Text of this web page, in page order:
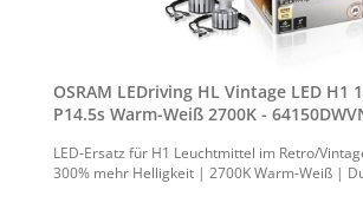
OSRAM LED­ri­ving HL Vin­ta­ge LED H1
P14.5s Warm-​Weiß 2700K -
LED-​Ersatz für H1 Leucht­mit­tel im Retro/
300% mehr Hel­lig­keit | 2700K Warm-​Weiß |